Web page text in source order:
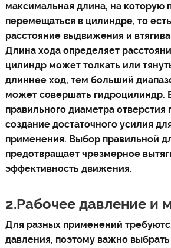
максимальная длина, на
перемещаться в цилиндре, то
расстояние выдвижения и
Длина хода определяет
цилиндр может толкать или
длиннее ход, тем больший
может совершать гидроцилиндр.
правильного диаметра отверстия
создание достаточного усилия
применения. Выбор правильной
предотвращает чрезмерное
эффективность движения.
2.Рабочее давление и
Для разных применений
давления, поэтому важно